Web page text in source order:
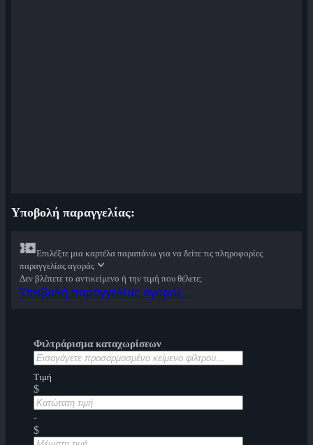
Υποβολή παραγγελίας:
Επιλέξτε μια καρτέλα παραπάνω για να δείτε τις πληροφορίες
παραγγελίας αγοράς
Δεν βλέπετε το αντικείμενο ή την τιμή που θέλετε;
Υποβολή παραγγελίας αγοράς…
Φιλτράρισμα καταχωρίσεων
Τιμή
$
-
$